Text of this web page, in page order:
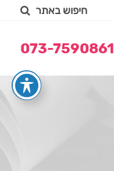
חיפוש באתר
073-7590861